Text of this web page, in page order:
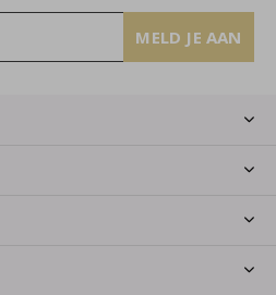
MELD JE AAN